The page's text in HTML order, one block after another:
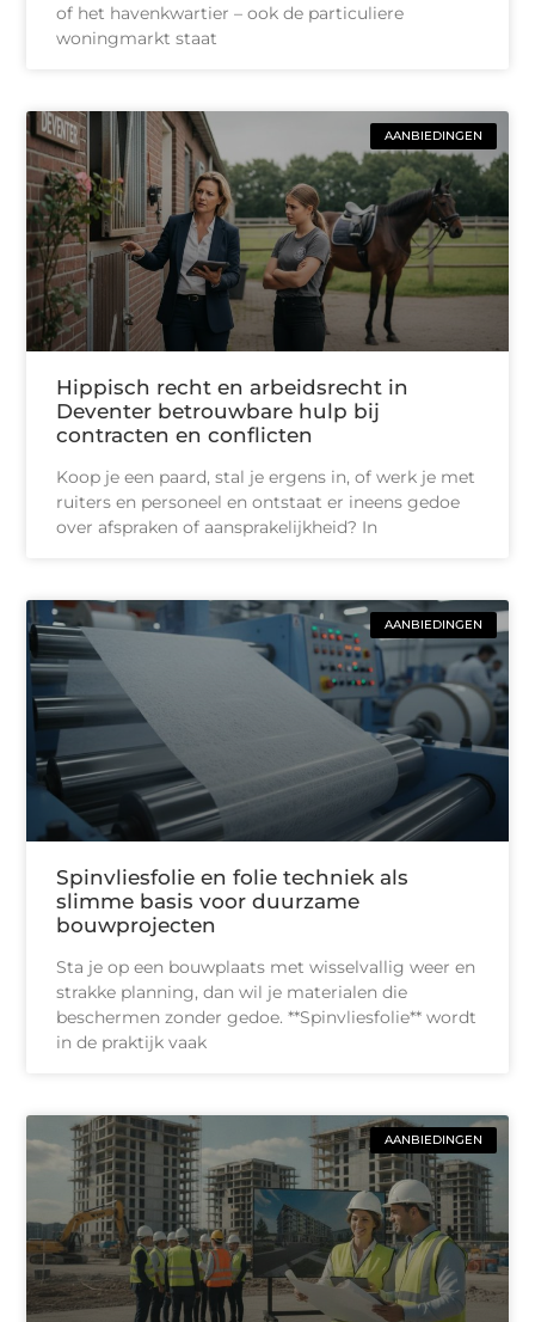
of het havenkwartier – ook de particuliere
woningmarkt staat
AANBIEDINGEN
Hippisch recht en arbeidsrecht in
Deventer betrouwbare hulp bij
contracten en conflicten
Koop je een paard, stal je ergens in, of werk je met
ruiters en personeel en ontstaat er ineens gedoe
over afspraken of aansprakelijkheid? In
AANBIEDINGEN
Spinvliesfolie en folie techniek als
slimme basis voor duurzame
bouwprojecten
Sta je op een bouwplaats met wisselvallig weer en
strakke planning, dan wil je materialen die
beschermen zonder gedoe. **Spinvliesfolie** wordt
in de praktijk vaak
AANBIEDINGEN